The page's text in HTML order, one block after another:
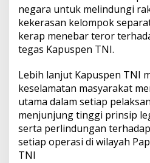
negara untuk melindungi
kekerasan kelompok
kerap menebar teror
tegas Kapuspen TNI.
Lebih lanjut Kapuspen TNI
keselamatan masyarakat
utama dalam setiap
menjunjung tinggi prinsip
serta perlindungan
setiap operasi di wilayah
TNI